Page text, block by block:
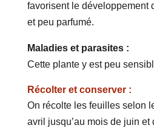
favorisent le développement
et peu parfumé.
Maladies et parasites :
Cette plante y est peu
Récolter et conserver :
On récolte les feuilles selon
avril jusqu’au mois de juin et